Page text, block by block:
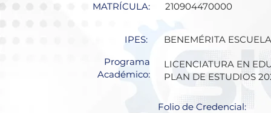
MATRÍCULA: 210904470000
IPES:
BENEMÉRITA
Programa
Académico:
LICENCIATURA EN
PLAN DE ESTUDIOS
Folio de Credencial: